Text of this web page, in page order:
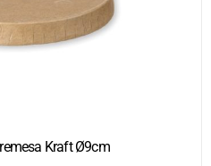
Kraft Ø9cm